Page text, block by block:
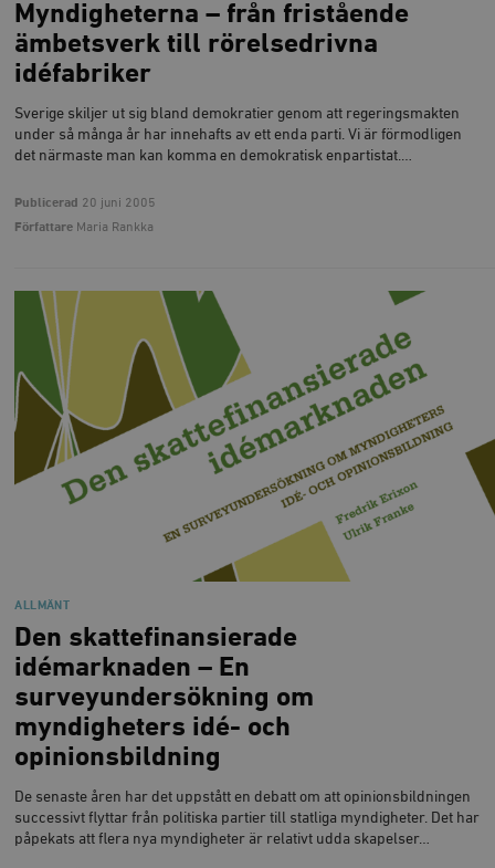
Myndigheterna – från fristående
ämbetsverk till rörelsedrivna
idéfabriker
Sverige skiljer ut sig bland demokratier genom att regeringsmakten
under så många år har innehafts av ett enda parti. Vi är förmodligen
det närmaste man kan komma en demokratisk enpartistat.…
Publicerad 20 juni 2005
Författare Maria Rankka
ALLMÄNT
Den skattefinansierade
idémarknaden – En
surveyundersökning om
myndigheters idé- och
opinionsbildning
De senaste åren har det uppstått en debatt om att opinionsbildningen
successivt flyttar från politiska partier till statliga myndigheter. Det har
påpekats att flera nya myndigheter är relativt udda skapelser…